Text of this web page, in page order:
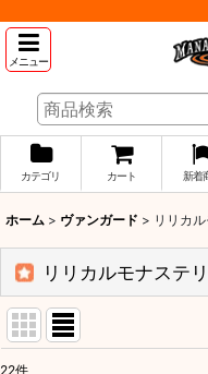
メニュー
カテゴリ カート 新着
ホーム > ヴァンガード > リリカ
リリカルモナステ
22件